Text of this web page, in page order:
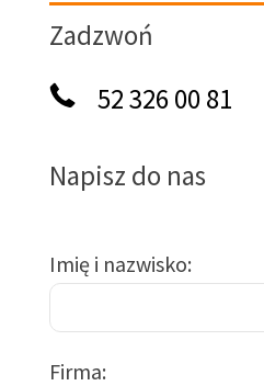
Zadzwoń
52 326 00 81
Napisz do nas
Imię i nazwisko
Firma